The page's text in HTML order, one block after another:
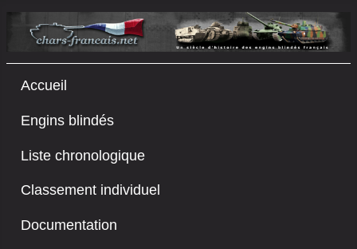
Accueil
Engins blindés
Liste chronologique
Classement individuel
Documentation